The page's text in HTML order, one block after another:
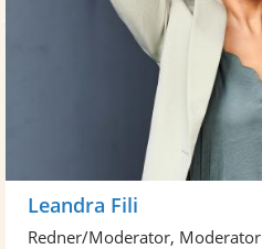
Leandra Fili
Redner/Moderator, Moderator